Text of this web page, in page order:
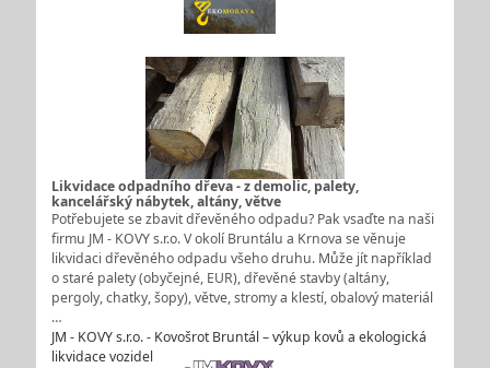
Likvidace odpadního dřeva - z demolic, palety,
kancelářský nábytek, altány, větve
Potřebujete se zbavit dřevěného odpadu? Pak vsaďte na naši
firmu JM - KOVY s.r.o. V okolí Bruntálu a Krnova se věnuje
likvidaci dřevěného odpadu všeho druhu. Může jít například
o staré palety (obyčejné, EUR), dřevěné stavby (altány,
pergoly, chatky, šopy), větve, stromy a klestí, obalový materiál
…
JM - KOVY s.r.o. - Kovošrot Bruntál – výkup kovů a ekologická
likvidace vozidel